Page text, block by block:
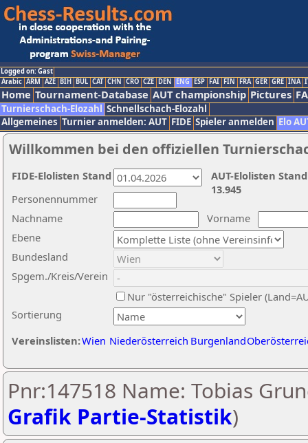
Logged on: Gast
Arabic ARM AZE BIH BUL CAT CHN CRO CZE DEN ENG ESP FAI FIN FRA GER GRE INA
Home Tournament-Database AUT championship Pictures
Turnierschach-Elozahl Schnellschach-Elozahl
Allgemeines Turnier anmelden: AUT FIDE Spieler anmelden Elo
Willkommen bei den offiziellen
Nachname
Vorname
Ebene
Sortierung
Personennummer
Bundesland
Spgem./Kreis/Verein
Nur "österreichische" Spieler
Vereinslisten:Wien Niederösterreich Burgenland
AUT-Elolisten
13.945
FIDE-Elolisten Stand
Pnr:147518 Name: Tobias
Grafik Partie-Statistik)